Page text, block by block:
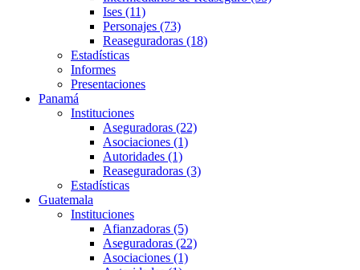
Ises (11)
Personajes (73)
Reaseguradoras (18)
Estadísticas
Informes
Presentaciones
Panamá
Instituciones
Aseguradoras (22)
Asociaciones (1)
Autoridades (1)
Reaseguradoras (3)
Estadísticas
Guatemala
Instituciones
Afianzadoras (5)
Aseguradoras (22)
Asociaciones (1)